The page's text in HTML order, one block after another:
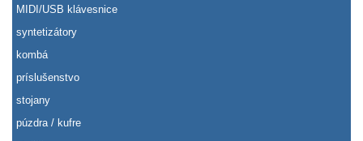
MIDI/USB klávesnice
syntetizátory
kombá
príslušenstvo
stojany
púzdra / kufre